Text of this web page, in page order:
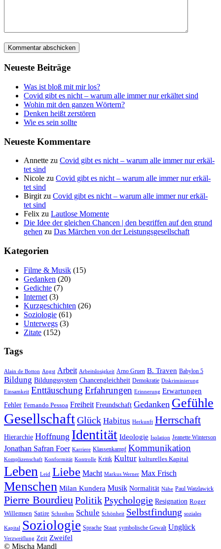
Neu­es­te Beiträge
Was ist bloß mit mir los?
Covid gibt es nicht – war­um alle immer nur erkäl­tet sind
Wohin mit den gan­zen Wörtern?
Den­ken heißt zerstören
Wie es sein sollte
Neu­es­te Kommentare
Annette zu Covid gibt es nicht – war­um alle immer nur erkäl­
tet sind
Nicole zu Covid gibt es nicht – war­um alle immer nur erkäl­
tet sind
Birgit zu Covid gibt es nicht – war­um alle immer nur erkäl­
tet sind
Felix zu Laut­lo­se Momente
Die Idee der gleichen Chancen | den begriffen auf den grund
gehen zu Das Mär­chen von der Leistungsgesellschaft
Kate­go­rien
Filme & Musik (15)
Gedanken (20)
Gedichte (7)
Internet (3)
Kurzgeschichten (26)
Soziologie (61)
Unterwegs (3)
Zitate (152)
Tags
Alain de Botton Angst Arbeit Arbeitslosigkeit Arno Gruen B. Traven Babylon 5
Bildung Bildungssystem Chancengleichheit Demokratie Diskriminierung
Einsamkeit Enttäuschung Erfahrungen Erinnerung Erwartungen
Fehler Fernando Pessoa Freiheit Freundschaft Gedanken Gefühle
GesellschaftGlück Habitus Herkunft Herrschaft
Hierarchie Hoffnung Identität Ideologie Isolation Jeanette Winterson
Jonathan Safran Foer Karriere Klassenkampf Kommunikation
Komplizenschaft Konformität Kontrolle Kritik Kultur kulturelles Kapital
Leben Leid Liebe Macht Markus Werner Max Frisch
Menschen Milan Kundera Musik Normalität Nähe Paul Watzlawick
Pierre BourdieuPolitikPsychologie Resignation Roger
Willemsen Satire Schreiben Schule Schönheit Selbstfindung soziales
Kapital Soziologie Sprache Staat symbolische Gewalt Unglück
Verzweiflung Zeit Zweifel
© Mischa Mandl